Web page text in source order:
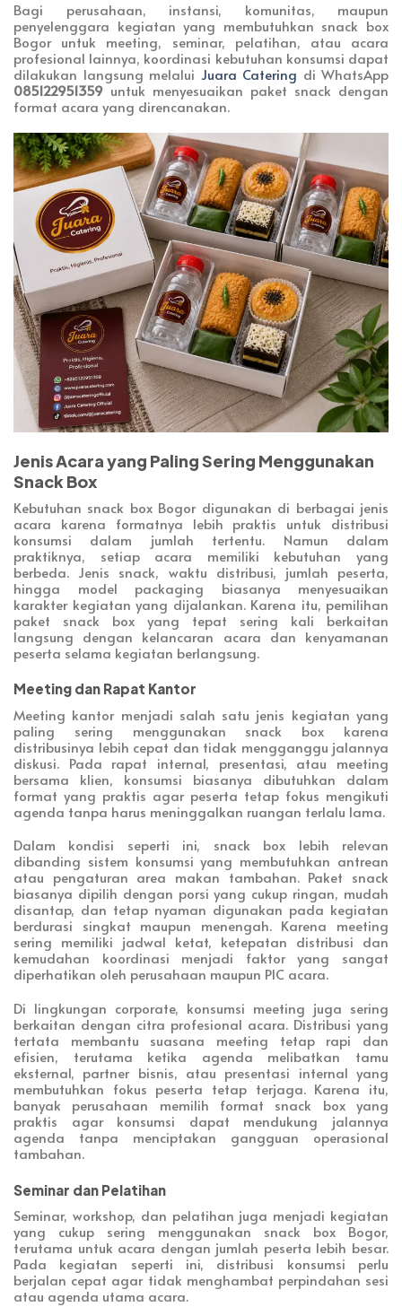
Bagi perusahaan, instansi, komunitas, maupun
penyelenggara kegiatan yang membutuhkan snack box
Bogor untuk meeting, seminar, pelatihan, atau acara
profesional lainnya, koordinasi kebutuhan konsumsi dapat
dilakukan langsung melalui Juara Catering di WhatsApp
085122951359 untuk menyesuaikan paket snack dengan
format acara yang direncanakan.
Jenis Acara yang Paling Sering Menggunakan
Snack Box
Kebutuhan snack box Bogor digunakan di berbagai jenis
acara karena formatnya lebih praktis untuk distribusi
konsumsi dalam jumlah tertentu. Namun dalam
praktiknya, setiap acara memiliki kebutuhan yang
berbeda. Jenis snack, waktu distribusi, jumlah peserta,
hingga model packaging biasanya menyesuaikan
karakter kegiatan yang dijalankan. Karena itu, pemilihan
paket snack box yang tepat sering kali berkaitan
langsung dengan kelancaran acara dan kenyamanan
peserta selama kegiatan berlangsung.
Meeting dan Rapat Kantor
Meeting kantor menjadi salah satu jenis kegiatan yang
paling sering menggunakan snack box karena
distribusinya lebih cepat dan tidak mengganggu jalannya
diskusi. Pada rapat internal, presentasi, atau meeting
bersama klien, konsumsi biasanya dibutuhkan dalam
format yang praktis agar peserta tetap fokus mengikuti
agenda tanpa harus meninggalkan ruangan terlalu lama.
Dalam kondisi seperti ini, snack box lebih relevan
dibanding sistem konsumsi yang membutuhkan antrean
atau pengaturan area makan tambahan. Paket snack
biasanya dipilih dengan porsi yang cukup ringan, mudah
disantap, dan tetap nyaman digunakan pada kegiatan
berdurasi singkat maupun menengah. Karena meeting
sering memiliki jadwal ketat, ketepatan distribusi dan
kemudahan koordinasi menjadi faktor yang sangat
diperhatikan oleh perusahaan maupun PIC acara.
Di lingkungan corporate, konsumsi meeting juga sering
berkaitan dengan citra profesional acara. Distribusi yang
tertata membantu suasana meeting tetap rapi dan
efisien, terutama ketika agenda melibatkan tamu
eksternal, partner bisnis, atau presentasi internal yang
membutuhkan fokus peserta tetap terjaga. Karena itu,
banyak perusahaan memilih format snack box yang
praktis agar konsumsi dapat mendukung jalannya
agenda tanpa menciptakan gangguan operasional
tambahan.
Seminar dan Pelatihan
Seminar, workshop, dan pelatihan juga menjadi kegiatan
yang cukup sering menggunakan snack box Bogor,
terutama untuk acara dengan jumlah peserta lebih besar.
Pada kegiatan seperti ini, distribusi konsumsi perlu
berjalan cepat agar tidak menghambat perpindahan sesi
atau agenda utama acara.